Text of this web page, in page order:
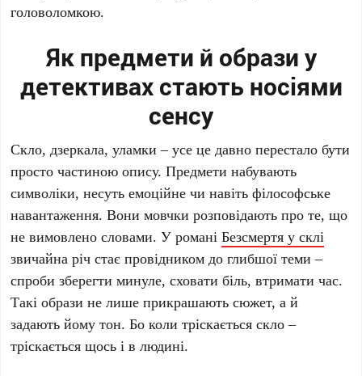
головоломкою.
Як предмети й образи у
детективах стають носіями
сенсу
Скло, дзеркала, уламки – усе це давно перестало бути
просто частиною опису. Предмети набувають
символіки, несуть емоційне чи навіть філософське
навантаження. Вони мовчки розповідають про те, що
не вимовлено словами. У романіБезсмертя у склі
звичайна річ стає провідником до глибшої теми –
спроби зберегти минуле, сховати біль, втримати час.
Такі образи не лише прикрашають сюжет, а й
задають йому тон. Бо коли тріскається скло –
тріскається щось і в людині.